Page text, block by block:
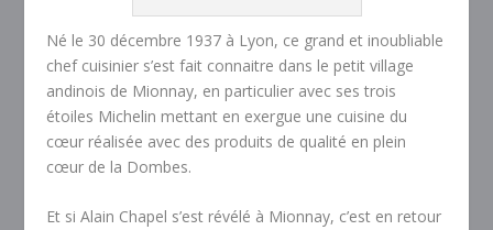
Né le 30 décembre 1937 à Lyon, ce grand et inoubliable
chef cuisinier s’est fait connaitre dans le petit village
andinois de Mionnay, en particulier avec ses trois
étoiles Michelin mettant en exergue une cuisine du
cœur réalisée avec des produits de qualité en plein
cœur de la Dombes.
Et si Alain Chapel s’est révélé à Mionnay, c’est en retour